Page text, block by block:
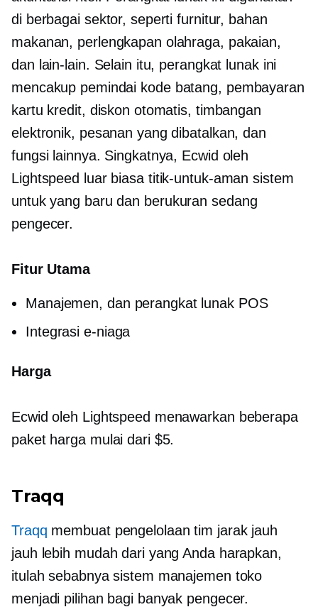
di berbagai sektor, seperti furnitur, bahan
makanan, perlengkapan olahraga, pakaian,
dan lain-lain. Selain itu, perangkat lunak ini
mencakup pemindai kode batang, pembayaran
kartu kredit, diskon otomatis, timbangan
elektronik, pesanan yang dibatalkan, dan
fungsi lainnya. Singkatnya, Ecwid oleh
Lightspeed luar biasa titik-untuk-aman sistem
untuk yang baru dan berukuran sedang
pengecer.
Fitur Utama
Manajemen, dan perangkat lunak POS
Integrasi e-niaga
Harga
Ecwid oleh Lightspeed menawarkan beberapa
paket harga mulai dari $5.
Traqq
Traqq membuat pengelolaan tim jarak jauh
jauh lebih mudah dari yang Anda harapkan,
itulah sebabnya sistem manajemen toko
menjadi pilihan bagi banyak pengecer.